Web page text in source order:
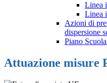
Linea
Linea
Azioni di
dispersione
Piano
Attuazione misure